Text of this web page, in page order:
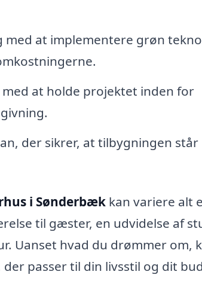
at implementere grøn
at holde projektet inden for
der sikrer, at tilbygningen står
i Sønderbæk kan variere alt
til gæster, en udvidelse af
Uanset hvad du drømmer om,
passer til din livsstil og dit